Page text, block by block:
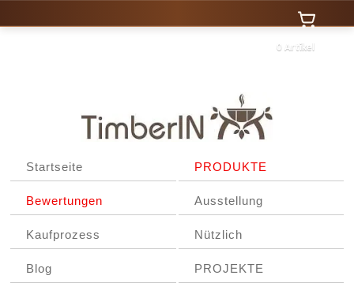
0 Artikel
Startseite PRODUKTE
Bewertungen Ausstellung
Kaufprozess Nützlich
Blog PROJEKTE